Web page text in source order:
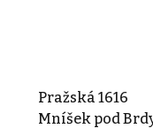
Pražská 1616
Mníšek pod